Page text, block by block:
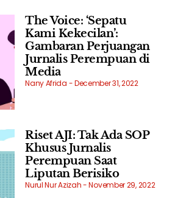
The Voice: ‘Sepatu
Kami Kekecilan’:
Gambaran Perjuangan
Jurnalis Perempuan di
Media
Nany Afrida December 31, 2022
Riset AJI: Tak Ada SOP
Khusus Jurnalis
Perempuan Saat
Liputan Berisiko
Nurul Nur Azizah November 29, 2022